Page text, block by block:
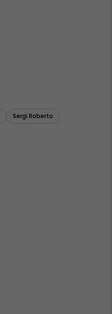
Sergi Roberto